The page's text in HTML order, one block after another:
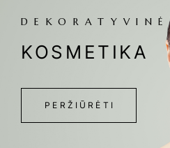
DEKORATYVINĖ
KOSMETIKA
PERŽIŪRĖTI